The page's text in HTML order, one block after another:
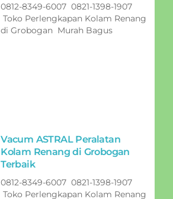
0812-8349-6007 0821-1398-1907
Toko Perlengkapan Kolam Renang
di Grobogan Murah Bagus
Vacum ASTRAL Peralatan
Kolam Renang di Grobogan
Terbaik
0812-8349-6007 0821-1398-1907
Toko Perlengkapan Kolam Renang